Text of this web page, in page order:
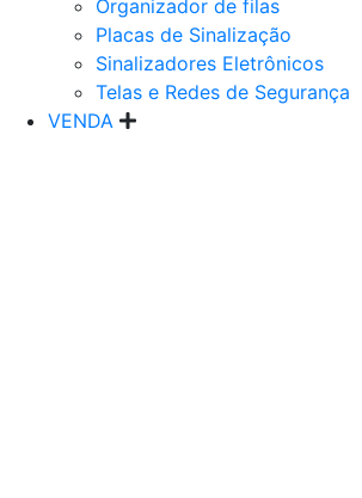
Organizador de filas
Placas de Sinalização
Sinalizadores Eletrônicos
Telas e Redes de Segurança
VENDA